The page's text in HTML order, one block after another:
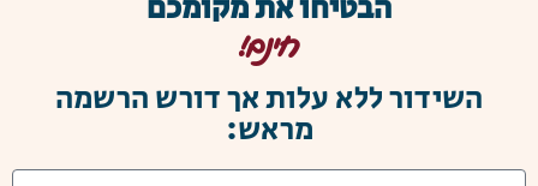
חינם!
השידור ללא עלות אך דורש הרשמה
מראש: